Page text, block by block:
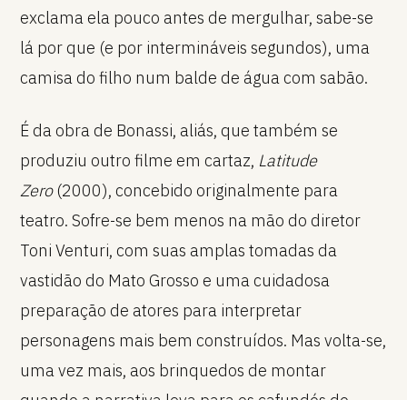
exclama ela pouco antes de mergulhar, sabe-se
lá por que (e por intermináveis segundos), uma
camisa do filho num balde de água com sabão.
É da obra de Bonassi, aliás, que também se
produziu outro filme em cartaz, Latitude
Zero(2000), concebido originalmente para
teatro. Sofre-se bem menos na mão do diretor
Toni Venturi, com suas amplas tomadas da
vastidão do Mato Grosso e uma cuidadosa
preparação de atores para interpretar
personagens mais bem construídos. Mas volta-se,
uma vez mais, aos brinquedos de montar